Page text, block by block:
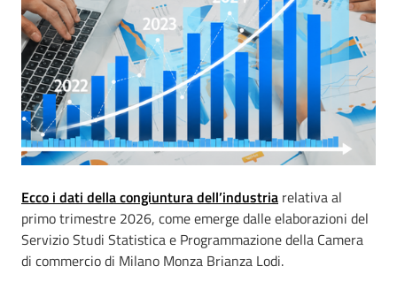
Ecco i dati della congiuntura dell’industria relativa al
primo trimestre 2026, come emerge dalle elaborazioni del
Servizio Studi Statistica e Programmazione della Camera
di commercio di Milano Monza Brianza Lodi.